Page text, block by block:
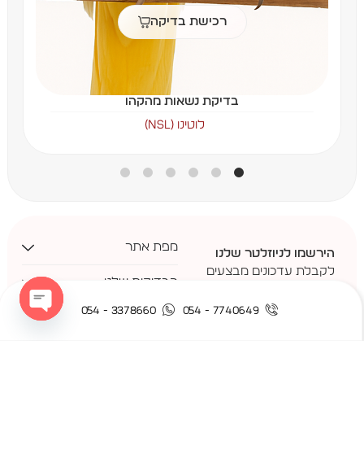
בדיקת נשאות מהקהו
לוטינו (NSL)
רכישת בדיקה
מפת אתר
הבדיקות שלנו
יצירת קשר
הירשמו לניוזלטר שלנו
לקבלת עדכונים מבצעים
הרשמה7740649 - 054
3378660 - 054